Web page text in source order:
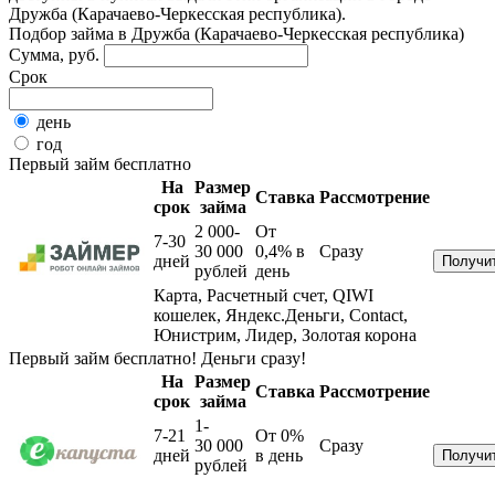
Дружба (Карачаево-Черкесская республика).
Подбор займа в Дружба (Карачаево-Черкесская республика)
Сумма, руб.
Срок
день
год
Первый займ бесплатно
На
срок
Размер
займа
Ставка Рассмотрение
7-30
дней
2 000-
30 000
рублей
От
0,4% в
день
Сразу
Карта, Расчетный счет, QIWI
кошелек, Яндекс.Деньги, Contact,
Юнистрим, Лидер, Золотая корона
Первый займ бесплатно! Деньги сразу!
На
срок
Размер
займа
Ставка Рассмотрение
7-21
дней
1-
30 000
рублей
От 0%
в день
Сразу